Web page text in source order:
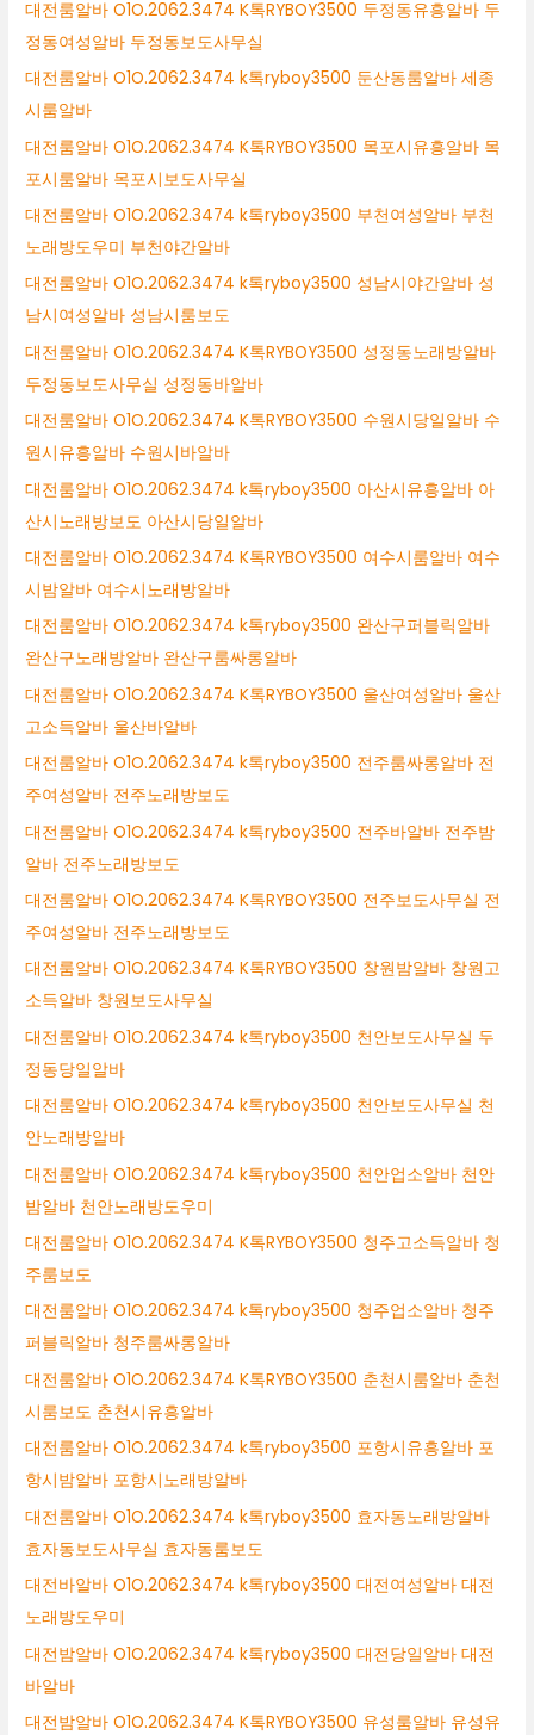
대전룸알바 O1O.2062.3474 K톡RYBOY3500 두정동유흥알바 두
정동여성알바 두정동보도사무실
대전룸알바 O1O.2062.3474 k톡ryboy3500 둔산동룸알바 세종
시룸알바
대전룸알바 O1O.2062.3474 K톡RYBOY3500 목포시유흥알바 목
포시룸알바 목포시보도사무실
대전룸알바 O1O.2062.3474 k톡ryboy3500 부천여성알바 부천
노래방도우미 부천야간알바
대전룸알바 O1O.2062.3474 k톡ryboy3500 성남시야간알바 성
남시여성알바 성남시룸보도
대전룸알바 O1O.2062.3474 K톡RYBOY3500 성정동노래방알바
두정동보도사무실 성정동바알바
대전룸알바 O1O.2062.3474 K톡RYBOY3500 수원시당일알바 수
원시유흥알바 수원시바알바
대전룸알바 O1O.2062.3474 k톡ryboy3500 아산시유흥알바 아
산시노래방보도 아산시당일알바
대전룸알바 O1O.2062.3474 K톡RYBOY3500 여수시룸알바 여수
시밤알바 여수시노래방알바
대전룸알바 O1O.2062.3474 k톡ryboy3500 완산구퍼블릭알바
완산구노래방알바 완산구룸싸롱알바
대전룸알바 O1O.2062.3474 K톡RYBOY3500 울산여성알바 울산
고소득알바 울산바알바
대전룸알바 O1O.2062.3474 k톡ryboy3500 전주룸싸롱알바 전
주여성알바 전주노래방보도
대전룸알바 O1O.2062.3474 k톡ryboy3500 전주바알바 전주밤
알바 전주노래방보도
대전룸알바 O1O.2062.3474 K톡RYBOY3500 전주보도사무실 전
주여성알바 전주노래방보도
대전룸알바 O1O.2062.3474 K톡RYBOY3500 창원밤알바 창원고
소득알바 창원보도사무실
대전룸알바 O1O.2062.3474 k톡ryboy3500 천안보도사무실 두
정동당일알바
대전룸알바 O1O.2062.3474 k톡ryboy3500 천안보도사무실 천
안노래방알바
대전룸알바 O1O.2062.3474 k톡ryboy3500 천안업소알바 천안
밤알바 천안노래방도우미
대전룸알바 O1O.2062.3474 K톡RYBOY3500 청주고소득알바 청
주룸보도
대전룸알바 O1O.2062.3474 k톡ryboy3500 청주업소알바 청주
퍼블릭알바 청주룸싸롱알바
대전룸알바 O1O.2062.3474 K톡RYBOY3500 춘천시룸알바 춘천
시룸보도 춘천시유흥알바
대전룸알바 O1O.2062.3474 k톡ryboy3500 포항시유흥알바 포
항시밤알바 포항시노래방알바
대전룸알바 O1O.2062.3474 k톡ryboy3500 효자동노래방알바
효자동보도사무실 효자동룸보도
대전바알바 O1O.2062.3474 k톡ryboy3500 대전여성알바 대전
노래방도우미
대전밤알바 O1O.2062.3474 k톡ryboy3500 대전당일알바 대전
바알바
대전밤알바 O1O.2062.3474 K톡RYBOY3500 유성룸알바 유성유